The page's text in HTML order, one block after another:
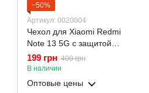
−50%
Артикул: 0020004
Чехол для Xiaomi Redmi
Note 13 5G с защитой
камеры с золотой
окантовкой на редми нот 13
бирюзовый gs1
199 грн 400 грн
В наличии
Оптовые цены